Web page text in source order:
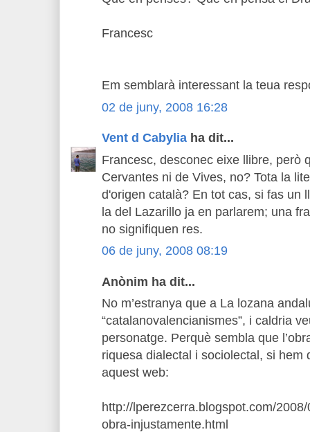
Francesc
Em semblarà interessant la teua
02 de juny, 2008 16:28
Vent d Cabylia ha dit...
Francesc, desconec eixe llibre, però
Cervantes ni de Vives, no? Tota la
d'origen català? En tot cas, si fas un
la del Lazarillo ja en parlarem; una
no signifiquen res.
06 de juny, 2008 08:19
Anònim ha dit...
No m’estranya que a La lozana
“catalanovalencianismes”, i caldria
personatge. Perquè sembla que
riquesa dialectal i sociolectal, si hem
aquest web:
http://lperezcerra.blogspot.com/
obra-injustamente.html